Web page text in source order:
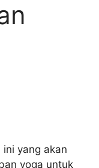
yang akan
yoga untuk